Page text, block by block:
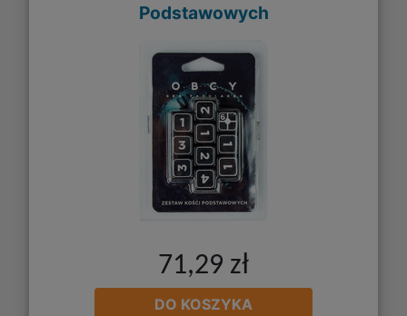
Podstawowych
71,29 zł
DO KOSZYKA